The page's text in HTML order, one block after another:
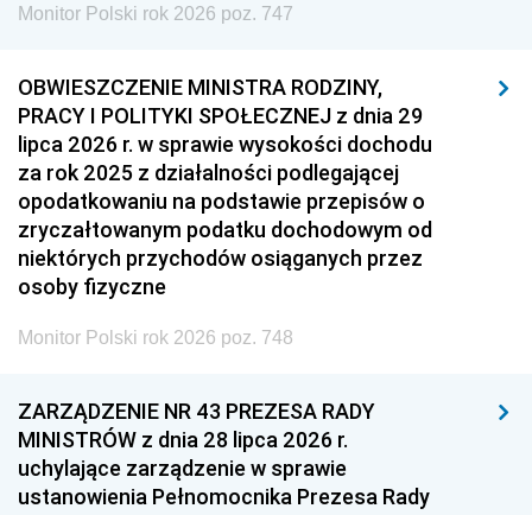
Monitor Polski rok 2026 poz. 747
OBWIESZCZENIE MINISTRA RODZINY,
PRACY I POLITYKI SPOŁECZNEJ z dnia 29
lipca 2026 r. w sprawie wysokości dochodu
za rok 2025 z działalności podlegającej
opodatkowaniu na podstawie przepisów o
zryczałtowanym podatku dochodowym od
niektórych przychodów osiąganych przez
osoby fizyczne
Monitor Polski rok 2026 poz. 748
ZARZĄDZENIE NR 43 PREZESA RADY
MINISTRÓW z dnia 28 lipca 2026 r.
uchylające zarządzenie w sprawie
ustanowienia Pełnomocnika Prezesa Rady